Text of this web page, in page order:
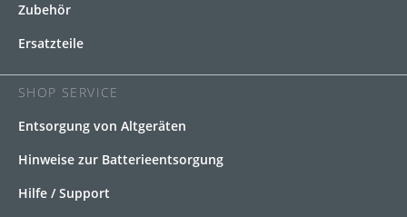
Zubehör
Ersatzteile
SHOP SERVICE
Entsorgung von Altgeräten
Hinweise zur Batterieentsorgung
Hilfe / Support